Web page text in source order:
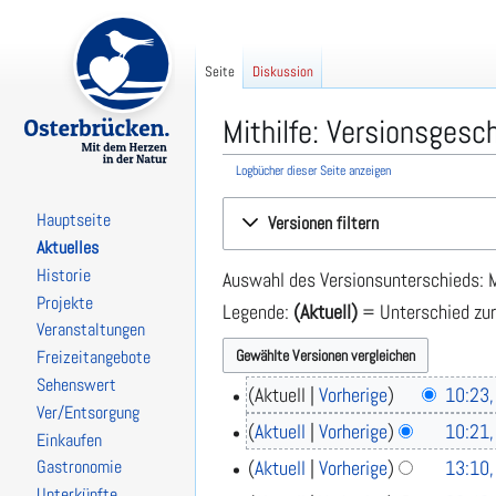
Mithilfe:
Logbücher dieser Seite anzeigen
Navigation
springen
Suche
springen
Versionen filtern
Auswahl des Versionsunterschieds:
Legende: (Aktuell) = Unterschied
Aktuell Vorherige
K
e
i
Aktuell Vorherige
KAktuell Vorherige
Seite Diskussion
Hauptseite
Aktuelles
Historie
Projekte
Veranstaltungen
Freizeitangebote
Sehenswert
Ver/Entsorgung
Einkaufen
Gastronomie